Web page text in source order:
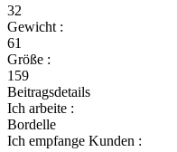
32
Gewicht :
61
Größe :
159
Beitragsdetails
Ich arbeite :
Bordelle
Ich empfange Kunden :